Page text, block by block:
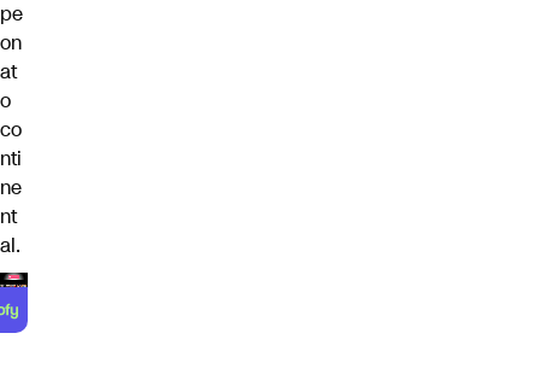
pe
on
at
o
co
nti
ne
nt
al.